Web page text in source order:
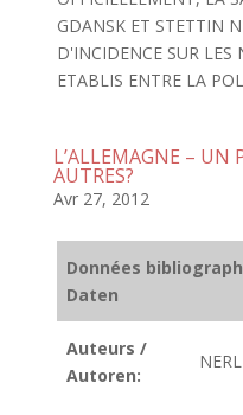
GDANSK ET STETTIN
D'INCIDENCE SUR LES
ETABLIS ENTRE LA
L’ALLEMAGNE – UN
AUTRES?
Avr 27, 2012
Données
Daten
Auteurs /
Autoren: